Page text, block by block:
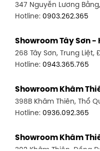
Showroom Thuận An
66 đường DT743, An
Showroom Biên Hòa
452 Nguyễn Ái Quốc,
Showroom Buôn Ma
Hotline:0934.02.18.18
347 Nguyễn Lương
Hotline: 0903.262.365
Showroom Tây Sơn -
268 Tây Sơn, Trung Liệt,
Hotline: 0943.365.765
Showroom Khâm
398B Khâm Thiên, Thổ
Hotline: 0936.092.365
Showroom Khâm